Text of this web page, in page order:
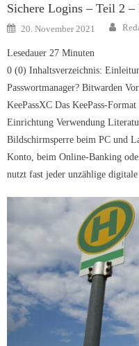
Sichere Logins – Teil 2 –
Posted
on
20. November 2021
Lesedauer 27 Minuten
0 (0) Inhaltsverzeichnis:
Passwortmanager? Bitwarden
KeePassXC Das KeePass-
Einrichtung Verwendung
Bildschirmsperre beim PC und
Konto, beim Online-Banking
nutzt fast jeder unzählige